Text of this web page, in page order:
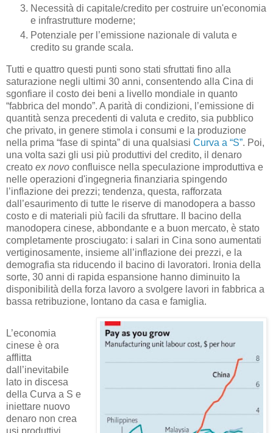
Necessità di capitale/credito per costruire un'economia
e infrastrutture moderne;
Potenziale per l’emissione nazionale di valuta e
credito su grande scala.
Tutti e quattro questi punti sono stati sfruttati fino alla
saturazione negli ultimi 30 anni, consentendo alla Cina di
sgonfiare il costo dei beni a livello mondiale in quanto
“fabbrica del mondo”. A parità di condizioni, l’emissione di
quantità senza precedenti di valuta e credito, sia pubblico
che privato, in genere stimola i consumi e la produzione
nella prima “fase di spinta” di una qualsiasi Curva a “S”. Poi,
una volta sazi gli usi più produttivi del credito, il denaro
creato ex novo confluisce nella speculazione improduttiva e
nelle operazioni d'ingegneria finanziaria spingendo
l’inflazione dei prezzi; tendenza, questa, rafforzata
dall’esaurimento di tutte le riserve di manodopera a basso
costo e di materiali più facili da sfruttare. Il bacino della
manodopera cinese, abbondante e a buon mercato, è stato
completamente prosciugato: i salari in Cina sono aumentati
vertiginosamente, insieme all’inflazione dei prezzi, e la
demografia sta riducendo il bacino di lavoratori. Ironia della
sorte, 30 anni di rapida espansione hanno diminuito la
disponibilità della forza lavoro a svolgere lavori in fabbrica a
bassa retribuzione, lontano da casa e famiglia.
L’economia
cinese è ora
afflitta
dall’inevitabile
lato in discesa
della Curva a S e
iniettare nuovo
denaro non crea
usi produttivi